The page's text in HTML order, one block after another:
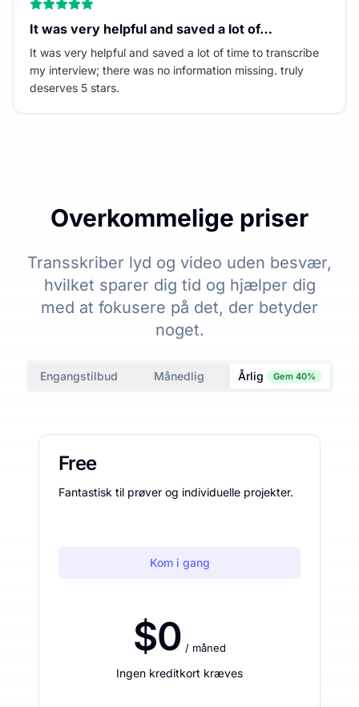
It was very helpful and saved a lot of…
It was very helpful and saved a lot of time to transcribe
my interview; there was no information missing. truly
deserves 5 stars.
Overkommelige priser
Transskriber lyd og video uden besvær,
hvilket sparer dig tid og hjælper dig
med at fokusere på det, der betyder
noget.
Engangstilbud Månedlig Årlig Gem 40%
Free
Fantastisk til prøver og individuelle projekter.
Kom i gang
$0 / måned
Ingen kreditkort kræves